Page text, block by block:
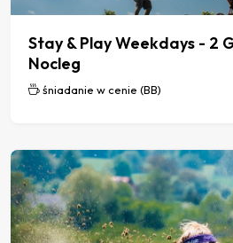
Stay & Play Weekdays - 2
Nocleg
śniadanie w cenie (BB)